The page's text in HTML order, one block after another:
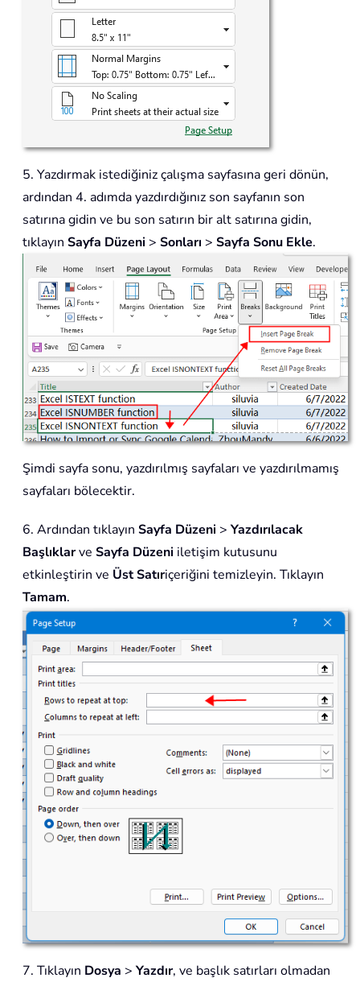
5. Yazdırmak istediğiniz çalışma sayfasına geri dönün,
ardından 4. adımda yazdırdığınız son sayfanın son
satırına gidin ve bu son satırın bir alt satırına gidin,
tıklayın Sayfa Düzeni > Sonları > Sayfa Sonu Ekle.
Şimdi sayfa sonu, yazdırılmış sayfaları ve yazdırılmamış
sayfaları bölecektir.
6. Ardından tıklayın Sayfa Düzeni > Yazdırılacak
Başlıklarve Sayfa Düzeni iletişim kutusunu
etkinleştirin ve Üst Satıriçeriğini temizleyin. Tıklayın
Tamam.
7. Tıklayın Dosya > Yazdır, ve başlık satırları olmadan